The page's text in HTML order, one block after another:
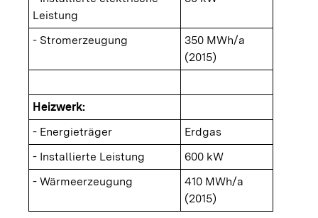
Leistung
- Stromerzeugung
350 MWh/a
(2015)
Heizwerk:
- Energieträger
Erdgas
- Installierte Leistung
600 kW
- Wärmeerzeugung
410 MWh/a
(2015)